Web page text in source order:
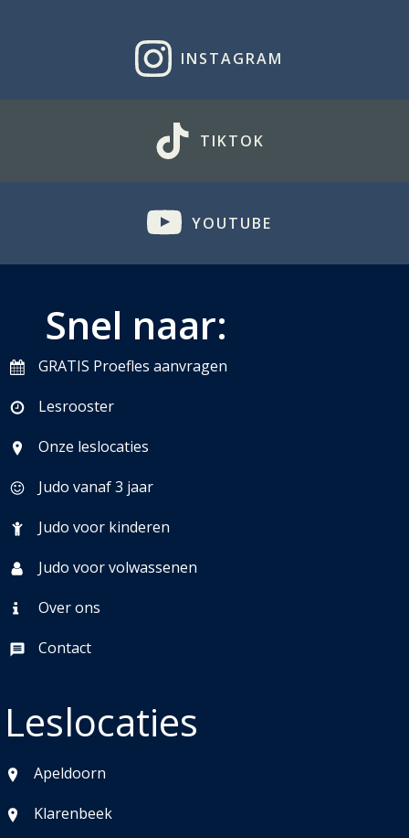
INSTAGRAM
TIKTOK
YOUTUBE
Snel naar:
GRATIS Proefles aanvragen
Lesrooster
Onze leslocaties
Judo vanaf 3 jaar
Judo voor kinderen
Judo voor volwassenen
Over ons
Contact
Leslocaties
Apeldoorn
Klarenbeek